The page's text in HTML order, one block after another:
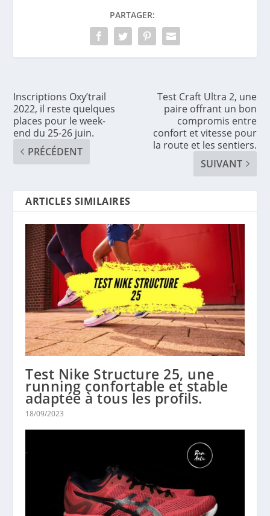
PARTAGER:
Inscriptions Oxy’trail
2022, il reste quelques
places pour le week-
end du 25-26 juin.
PRÉCÉDENT
Test Craft Ultra 2, une
paire offrant un bon
compromis entre
confort et vitesse pour
la route et les sentiers.
SUIVANT
ARTICLES SIMILAIRES
Test Nike Structure 25, une
running confortable et stable
adaptée à tous les profils.
18/09/2023